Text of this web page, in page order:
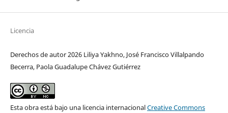
Licencia
Derechos de autor 2026 Liliya Yakhno, José Francisco Villalpando
Becerra, Paola Guadalupe Chávez Gutiérrez
Esta obra está bajo una licencia internacionalCreative Commons